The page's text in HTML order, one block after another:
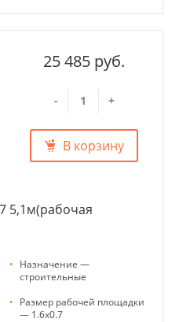
25 485 руб.
- +
В корзину
5,1м(рабочая
• Назначение —
строительные
• Размер рабочей площадки
— 1.6х0.7